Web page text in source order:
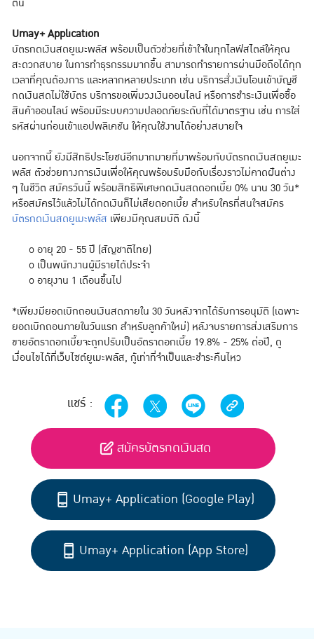
Umay+ Application
บัตรกดเงินสดยูเมะพลัส พร้อมเป็นตัวช่วยที่เข้าใจในทุกไลฟ์สไตล์ให้คุณ
สะดวกสบาย ในการทำธุรกรรมมากขึ้น สามารถทำรายการผ่านมือถือได้ทุก
เวลาที่คุณต้องการ และหลากหลายประเภท เช่น บริการสั่งเงินโอนเข้าบัญชี
กดเงินสดไม่ใช้บัตร บริการขอเพิ่มวงเงินออนไลน์ หรือการชำระเงินเพื่อซื้อ
สินค้าออนไลน์ พร้อมมีระบบความปลอดภัยระดับที่ได้มาตรฐาน เช่น การใส่
รหัสผ่านก่อนเข้าแอปพลิเคชัน ให้คุณใช้งานได้อย่างสบายใจ
นอกจากนี้ ยังมีสิทธิประโยชน์อีกมากมายที่มาพร้อมกับบัตรกดเงินสดยูเมะ
พลัส ตัวช่วยทางการเงินเพื่อให้คุณพร้อมรับมือกับเรื่องราวไม่คาดฝันต่าง
ๆ ในชีวิต สมัครวันนี้ พร้อมสิทธิพิเศษกดเงินสดดอกเบี้ย 0% นาน 30 วัน*
หรือสมัครไว้แล้วไม่ได้กดเงินก็ไม่เสียดอกเบี้ย สำหรับใครที่สนใจสมัคร
บัตรกดเงินสดยูเมะพลัส เพียงมีคุณสมบัติ ดังนี้
o อายุ 20 - 55 ปี (สัญชาติไทย)
o เป็นพนักงานผู้มีรายได้ประจำ
o อายุงาน 1 เดือนขึ้นไป
*เพียงมียอดเบิกถอนเงินสดภายใน 30 วันหลังจากได้รับการอนุมัติ (เฉพาะ
ยอดเบิกถอนภายในวันแรก สำหรับลูกค้าใหม่) หลังจบรายการส่งเสริมการ
ขายอัตราดอกเบี้ยจะถูกปรับเป็นอัตราดอกเบี้ย 19.8% - 25% ต่อปี, ดู
เงื่อนไขได้ที่เว็บไซต์ยูเมะพลัส, กู้เท่าที่จำเป็นและชำระคืนไหว
แชร์ :
สมัครบัตรกดเงินสด
Umay+ Application (Google Play)
Umay+ Application (App Store)